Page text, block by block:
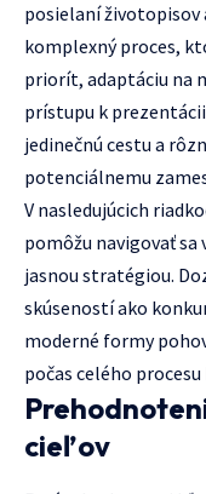
posielaní životopisov
komplexný proces,
priorít, adaptáciu na
prístupu k
jedinečnú cestu a
potenciálnemu
V nasledujúcich
pomôžu navigovať sa
jasnou stratégiou.
skúseností ako
moderné formy
počas celého procesu
cieľov